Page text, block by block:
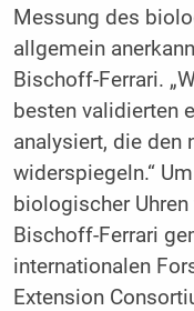
Messung des
allgemein
Bischoff-Ferrari.
besten validierten
analysiert, die den
widerspiegeln.“
biologischer
Bischoff-Ferrari
internationalen
Extension